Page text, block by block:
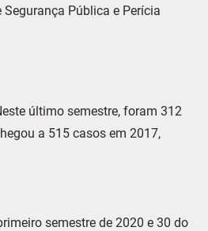
Pública e Perícia
último semestre, foram 312
a 515 casos em 2017,
semestre de 2020 e 30 do